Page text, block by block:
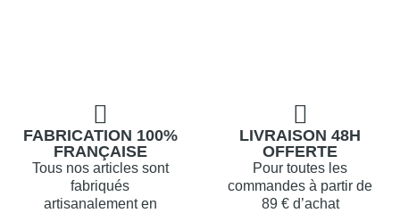
FABRICATION 100%
FRANÇAISE
Tous nos articles sont
fabriqués
artisanalement en
LIVRAISON 48H
OFFERTE
Pour toutes les
commandes à partir de
89 € d’achat